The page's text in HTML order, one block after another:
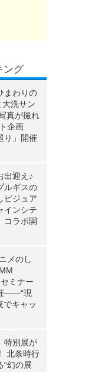
ング
まわりの
大洗サン
真が撮れ
企画
り」開催
出迎え♪
ルギスの
ビジュア
インシテ
コラボ開
メのし
ミナー
――“現
でキャッ
特別展が
北条時行
“幻の展